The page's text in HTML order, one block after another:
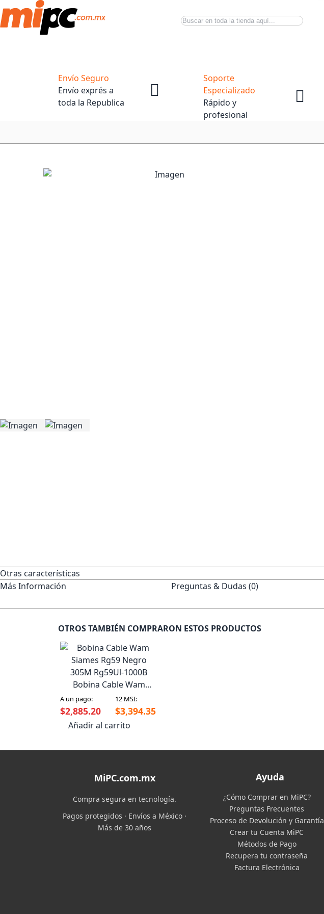
Buscar
Envío Seguro
Envío exprés a
toda la Republica
Soporte
Especializado
Rápido y
profesional
Otras características
Más Información
Preguntas & Dudas (0)
OTROS TAMBIÉN COMPRARON ESTOS PRODUCTOS
Bobina Cable Wam
Siames Rg59 Negro
305M Rg59Ul-1000B
A un pago: 12 MSI:
$2,885.20 $3,394.35
Añadir al carrito
MiPC.com.mx
Compra segura en tecnología.
Pagos protegidos · Envíos a México ·
Más de 30 años
Ayuda
¿Cómo Comprar en MiPC?
Preguntas Frecuentes
Proceso de Devolución y Garantía
Crear tu Cuenta MiPC
Métodos de Pago
Recupera tu contraseña
Factura Electrónica